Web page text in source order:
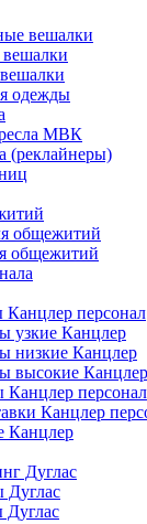
вешалки
одежды
МВК
(реклайнеры)
общежитий
общежитий
Канцлер персонал
узкие Канцлер
низкие Канцлер
высокие Канцлер
Канцлер персонал
Канцлер
Канцлер
Дуглас
Дуглас
Дуглас